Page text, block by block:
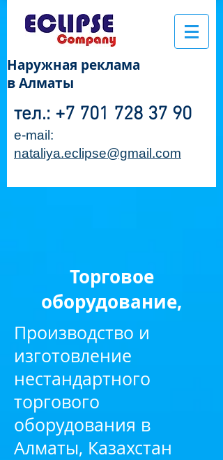
тел.: +7 701 728 37 90
e-mail:
nataliya.eclipse@gmail.com
Наружная реклама
в Алматы
Торговое
оборудование,
Производство и
изготовление
нестандартного
торгового
оборудования в
Алматы, Казахстан